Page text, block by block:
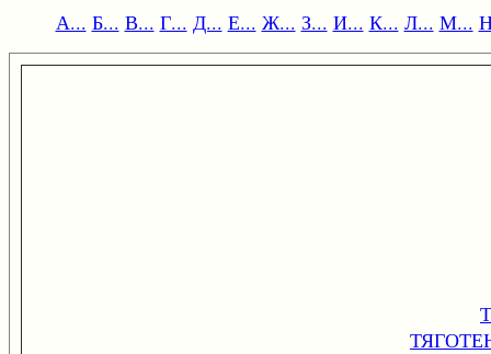
А... Б... В... Г... Д... Е... Ж... З... И... К... Л... М...